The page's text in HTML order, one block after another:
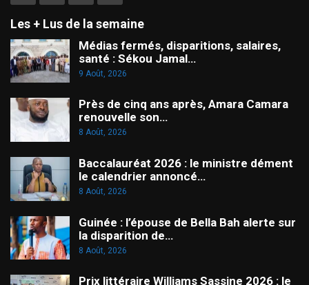
Les + Lus de la semaine
Médias fermés, disparitions, salaires,
santé : Sékou Jamal…
9 Août, 2026
Près de cinq ans après, Amara Camara
renouvelle son…
8 Août, 2026
Baccalauréat 2026 : le ministre dément
le calendrier annoncé…
8 Août, 2026
Guinée : l’épouse de Bella Bah alerte sur
la disparition de…
8 Août, 2026
Prix littéraire Williams Sassine 2026 : le